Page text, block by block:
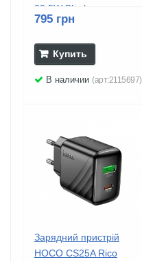
22.5W Black
795 грн
Купить
В наличии (арт:2115697)
Зарядний пристрій
HOCO CS25A Rico